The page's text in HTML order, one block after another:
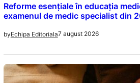
Reforme esențiale în educația
examenul de medic specialist din
byEchipa Editoriala7 august 2026